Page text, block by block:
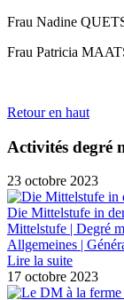
Frau Nadine
Frau Patricia
Retour en haut
Activités degré
23 octobre 2023
Die Mittelstufe in
Mittelstufe | Degré
Allgemeines |
Lire la suite
17 octobre 2023